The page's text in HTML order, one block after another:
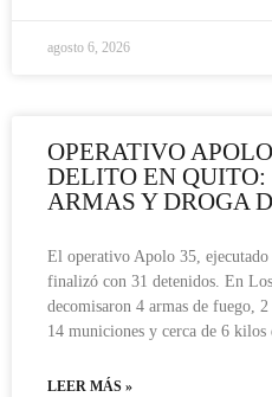
agosto 6, 2026
OPERATIVO
DELITO EN QUITO:
ARMAS Y DROGA
El operativo Apolo 35, ejecutado
finalizó con 31 detenidos. En
decomisaron 4 armas de fuego, 2
14 municiones y cerca de 6 kilos
LEER MÁS »